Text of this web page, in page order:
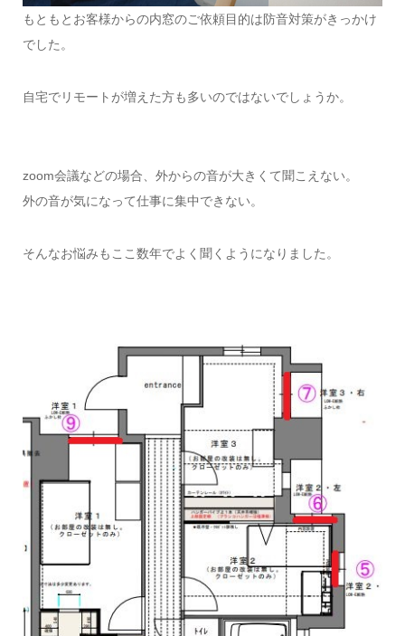
もともとお客様からの内窓のご依頼目的は防音対策がきっかけ
でした。
自宅でリモートが増えた方も多いのではないでしょうか。
zoom会議などの場合、外からの音が大きくて聞こえない。
外の音が気になって仕事に集中できない。
そんなお悩みもここ数年でよく聞くようになりました。